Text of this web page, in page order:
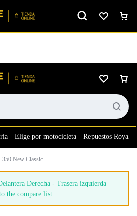
en tu bolsillo. Ver calificación
Elige por motocicleta Repuestos Royal
New Classic
Derecha - Trasera izquierda
the compare list